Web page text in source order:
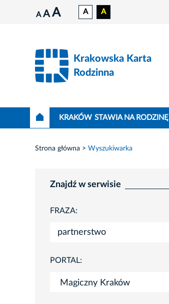
A A A A A
Krakowska Karta
Rodzinna
KRAKÓW STAWIA NA RODZINĘ
Strona główna Wyszukiwarka
Znajdź w serwisie
FRAZA:
PORTAL: